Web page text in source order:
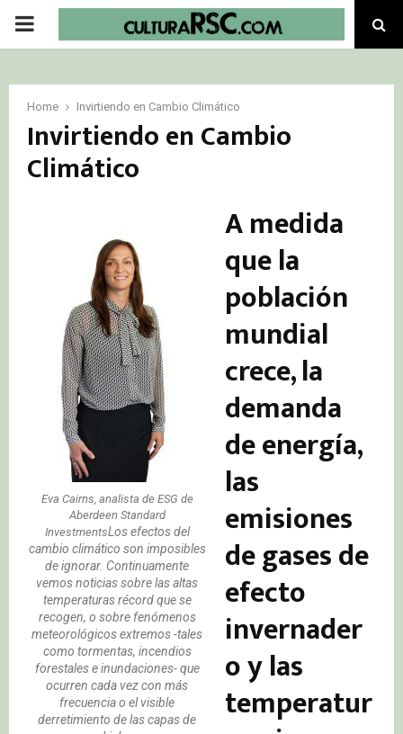
PRIMARY
Home Invirtiendo en Cambio Climático
Invirtiendo en Cambio
Climático
Eva Cairns, analista de ESG de
Aberdeen Standard
InvestmentsLos efectos del
cambio climático son imposibles
de ignorar. Continuamente
vemos noticias sobre las altas
temperaturas récord que se
recogen, o sobre fenómenos
meteorológicos extremos -tales
como tormentas, incendios
forestales e inundaciones- que
ocurren cada vez con más
frecuencia o el visible
derretimiento de las capas de
A medida
que la
población
mundial
crece, la
demanda
de energía,
las
emisiones
de gases de
efecto
invernader
o y las
temperatur